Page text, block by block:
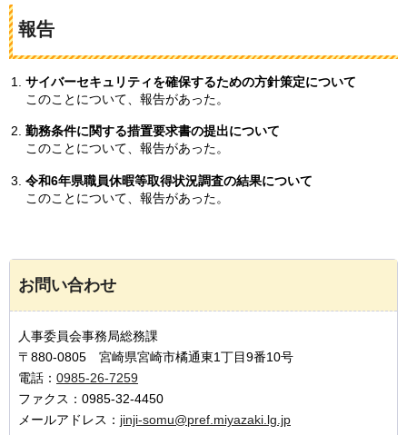
報告
サイバーセキュリティを確保するための方針策定について
このことについて、報告があった。
勤務条件に関する措置要求書の提出について
このことについて、報告があった。
令和6年県職員休暇等取得状況調査の結果について
このことについて、報告があった。
お問い合わせ
人事委員会事務局総務課
〒880-0805 宮崎県宮崎市橘通東1丁目9番10号
電話： 0985-26-7259
ファクス：0985-32-4450
メールアドレス： jinji-somu@pref.miyazaki.lg.jp